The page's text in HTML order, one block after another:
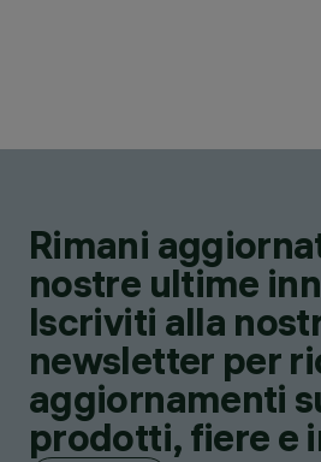
Rimani
nostre ultime
Iscriviti alla
newsletter per
aggiornamenti
prodotti, fiere e